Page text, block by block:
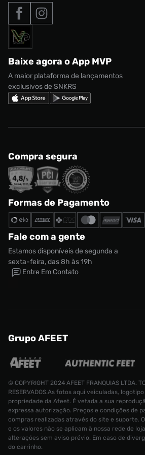
Roupas
Acessórios
Marcas
Nike Air Max
adidas Adi2000
adidas Campus
Nike Shox
Nossas lojas
Termos de uso
Política de privacidade
Regulamento CRM/ CASHBACK
Regulamento Cupom
Tipos de entrega
Formas de Pagamento
Solicite seus dados
Baixe agora o App MVP
A maior plataforma de lançamentos
exclusivos de SNKRS
Compra segura
Formas de Pagamento
Fale com a gente
Estamos disponíveis de segunda a
sexta-feira, das 8h às 19h
Entre Em Contato
Grupo AFEET
© COPYRIGHT 2024 AFEET FRANQUIAS LTDA.
RESERVADOS.As fotos aqui veiculadas,
propriedade da Afeet. É vetada a sua
expressa autorização. Preços e condições de
compras realizadas através do site e suporte.
e os valores não se aplicam à nossa rede de
alterações sem aviso prévio. Em caso de
do carrinho.